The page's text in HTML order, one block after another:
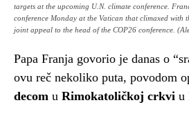
targets at the upcoming U.N. climate conference.
conference Monday at the Vatican that climaxed with
joint appeal to the head of the COP26 conference.
Papa Franja govorio je danas o
ovu reč nekoliko puta, povodom
decom u Rimokatoličkoj crkvi u